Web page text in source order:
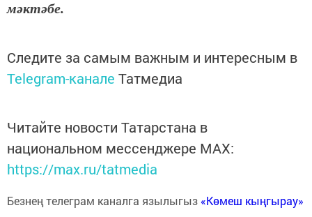
мәк­тә­бе.
Следите за самым важным и интересным в
Telegram-канале Татмедиа
Читайте новости Татарстана в
национальном мессенджере MАХ:
https://max.ru/tatmedia
Безнең телеграм каналга язылыгыз «Көмеш кыңгырау»